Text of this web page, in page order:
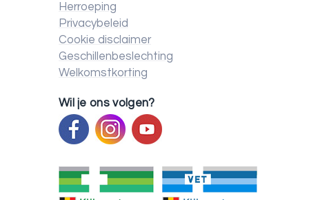
Herroeping
Privacybeleid
Cookie disclaimer
Geschillenbeslechting
Welkomstkorting
Wil je ons volgen?